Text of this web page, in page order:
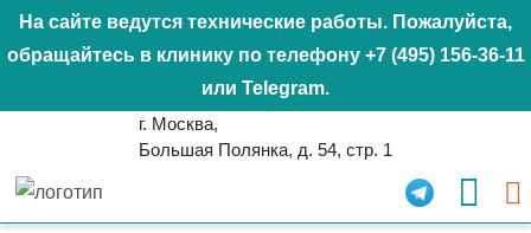
На сайте ведутся технические работы. Пожалуйста,
обращайтесь в клинику по телефону +7 (495) 156-36-11
или Telegram.
г. Москва,
Большая Полянка, д. 54, стр. 1